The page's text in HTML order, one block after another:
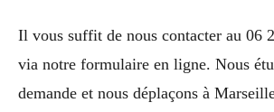
Il vous suffit de nous contacter au 06
via notre formulaire en ligne. Nous
demande et nous déplaçons à